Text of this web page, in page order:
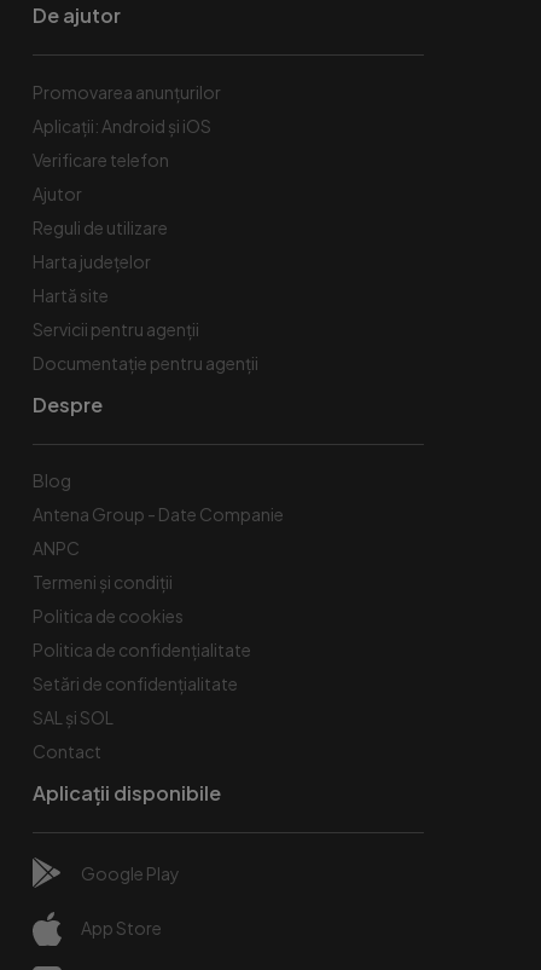
De ajutor
Promovarea anunțurilor
Aplicații: Android și iOS
Verificare telefon
Ajutor
Reguli de utilizare
Harta județelor
Hartă site
Servicii pentru agenții
Documentație pentru agenții
Despre
Blog
Antena Group - Date Companie
ANPC
Termeni și condiții
Politica de cookies
Politica de confidențialitate
Setări de confidențialitate
SAL și SOL
Contact
Aplicații disponibile
Google Play
App Store